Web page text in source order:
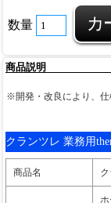
数量
商品説明
※開発・改良により、仕
クランツレ 業務用
商品名